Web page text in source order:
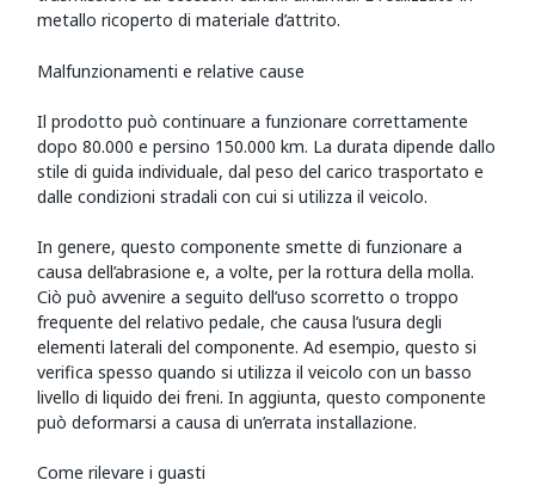
metallo ricoperto di materiale d’attrito.
Malfunzionamenti e relative cause
Il prodotto può continuare a funzionare correttamente
dopo 80.000 e persino 150.000 km. La durata dipende dallo
stile di guida individuale, dal peso del carico trasportato e
dalle condizioni stradali con cui si utilizza il veicolo.
In genere, questo componente smette di funzionare a
causa dell’abrasione e, a volte, per la rottura della molla.
Ciò può avvenire a seguito dell’uso scorretto o troppo
frequente del relativo pedale, che causa l’usura degli
elementi laterali del componente. Ad esempio, questo si
verifica spesso quando si utilizza il veicolo con un basso
livello di liquido dei freni. In aggiunta, questo componente
può deformarsi a causa di un’errata installazione.
Come rilevare i guasti